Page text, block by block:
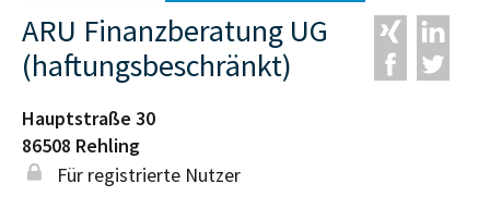
ARU Finanzberatung UG
(haftungsbeschränkt)
Hauptstraße 30
86508 Rehling
Für registrierte Nutzer